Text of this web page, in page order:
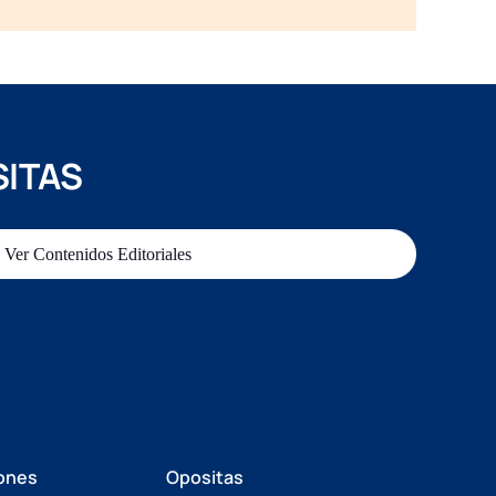
Ver Contenidos Editoriales
Opositas